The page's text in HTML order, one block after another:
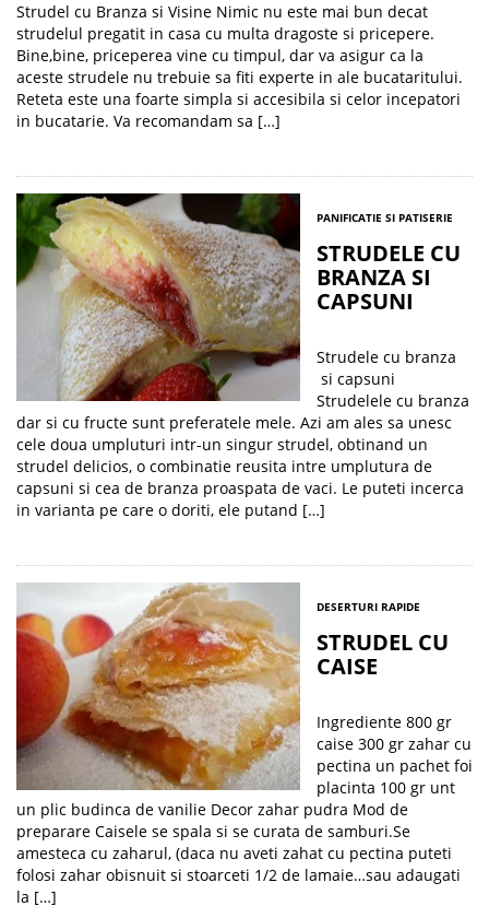
Strudel cu Branza si Visine Nimic nu este mai bun decat
strudelul pregatit in casa cu multa dragoste si pricepere.
Bine,bine, priceperea vine cu timpul, dar va asigur ca la
aceste strudele nu trebuie sa fiti experte in ale bucataritului.
Reteta este una foarte simpla si accesibila si celor incepatori
in bucatarie. Va recomandam sa […]
PANIFICATIE SI PATISERIE
STRUDELE CU
BRANZA SI
CAPSUNI
Strudele cu branza
si capsuni
Strudelele cu branza
dar si cu fructe sunt preferatele mele. Azi am ales sa unesc
cele doua umpluturi intr-un singur strudel, obtinand un
strudel delicios, o combinatie reusita intre umplutura de
capsuni si cea de branza proaspata de vaci. Le puteti incerca
in varianta pe care o doriti, ele putand […]
DESERTURI RAPIDE
STRUDEL CU
CAISE
Ingrediente 800 gr
caise 300 gr zahar cu
pectina un pachet foi
placinta 100 gr unt
un plic budinca de vanilie Decor zahar pudra Mod de
preparare Caisele se spala si se curata de samburi.Se
amesteca cu zaharul, (daca nu aveti zahat cu pectina puteti
folosi zahar obisnuit si stoarceti 1/2 de lamaie…sau adaugati
la […]